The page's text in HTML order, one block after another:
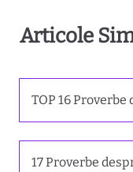
Articole
TOP 16
17 Proverbe